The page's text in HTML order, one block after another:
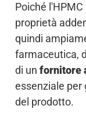
Poiché l'HPMC
proprietà
quindi
farmaceutica,
di un fornitore
essenziale per
del prodotto.